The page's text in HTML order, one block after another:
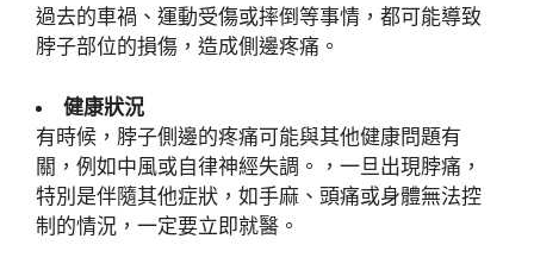
過去的車禍、運動受傷或摔倒等事情，都可能導致
脖子部位的損傷，造成側邊疼痛。
健康狀況
有時候，脖子側邊的疼痛可能與其他健康問題有
關，例如中風或自律神經失調。，一旦出現脖痛，
特別是伴隨其他症狀，如手麻、頭痛或身體無法控
制的情況，一定要立即就醫。